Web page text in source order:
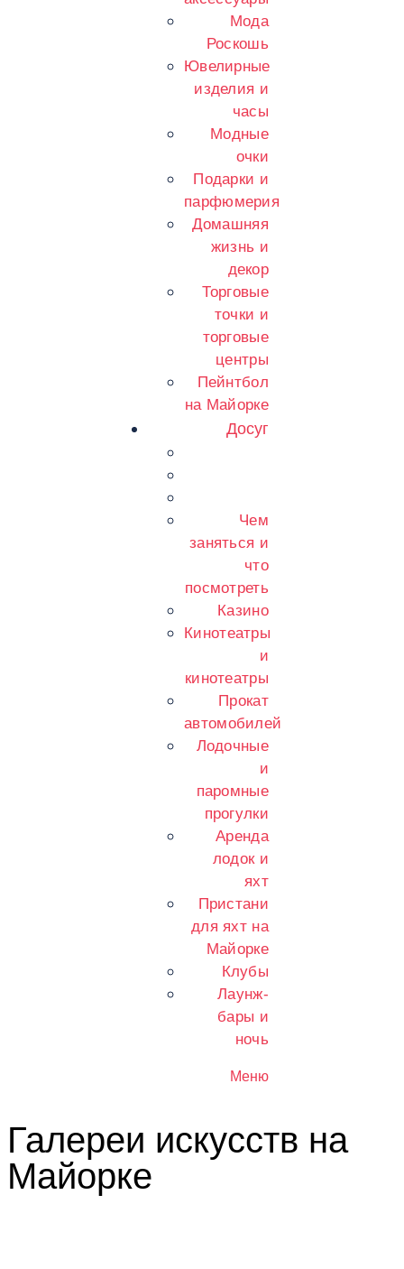
Мода
Роскошь
Ювелирные
изделия и
часы
Модные
очки
Подарки и
парфюмерия
Домашняя
жизнь и
декор
Торговые
точки и
торговые
центры
Пейнтбол
на Майорке
Досуг
Чем
заняться и
что
посмотреть
Казино
Кинотеатры
и
кинотеатры
Прокат
автомобилей
Лодочные
и
паромные
прогулки
Аренда
лодок и
яхт
Пристани
для яхт на
Майорке
Клубы
Лаунж-
бары и
ночь
Меню
Галереи искусств на
Майорке